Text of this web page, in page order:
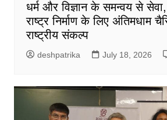
धर्म और विज्ञान के समन्वय से
राष्ट्र निर्माण के लिए अंतिमधाम
राष्ट्रीय संकल्प
deshpatrika July 18, 2026